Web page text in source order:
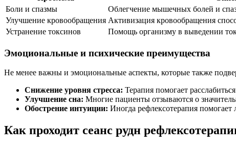
Боли и спазмы
Облегчение мышечных болей и
Улучшение кровообращения Активизация кровообращения
Устранение токсинов
Помощь организму в выведении
Эмоциональные и психические преимущества
Не менее важны и эмоциональные аспекты, которые также
Снижение уровня стресса: Терапия помогает
Улучшение сна: Многие пациенты отзываются о
Обострение интуиции: Иногда рефлексотерапия
Как проходит сеанс рудн